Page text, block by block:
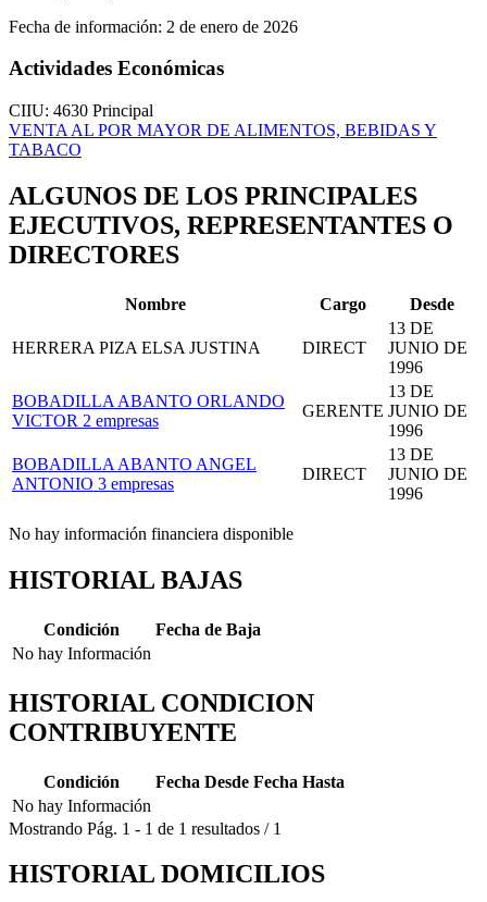
Fecha de información: 2 de enero de 2026
Actividades Económicas
CIIU: 4630 Principal
VENTA AL POR MAYOR DE ALIMENTOS, BEBIDAS Y
TABACO
ALGUNOS DE LOS PRINCIPALES
EJECUTIVOS, REPRESENTANTES O
DIRECTORES
Nombre Cargo Desde
HERRERA PIZA ELSA JUSTINA DIRECT
13 DE
JUNIO DE
1996
BOBADILLA ABANTO ORLANDO
VICTOR 2 empresas
GERENTE
13 DE
JUNIO DE
1996
BOBADILLA ABANTO ANGEL
ANTONIO 3 empresas
DIRECT
13 DE
JUNIO DE
1996
No hay información financiera disponible
HISTORIAL BAJAS
Condición
Fecha de Baja
No hay Información
HISTORIAL CONDICION
CONTRIBUYENTE
Condición Fecha Desde Fecha Hasta
No hay Información
Mostrando Pág. 1 - 1 de 1 resultados / 1
HISTORIAL DOMICILIOS